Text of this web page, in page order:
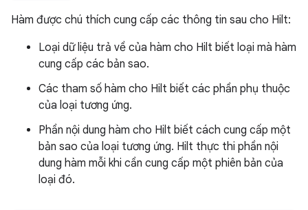
Hàm được chú thích cung cấp các thông tin sau cho Hilt:
Loại dữ liệu trả về của hàm cho Hilt biết loại mà hàm
cung cấp các bản sao.
Các tham số hàm cho Hilt biết các phần phụ thuộc
của loại tương ứng.
Phần nội dung hàm cho Hilt biết cách cung cấp một
bản sao của loại tương ứng. Hilt thực thi phần nội
dung hàm mỗi khi cần cung cấp một phiên bản của
loại đó.